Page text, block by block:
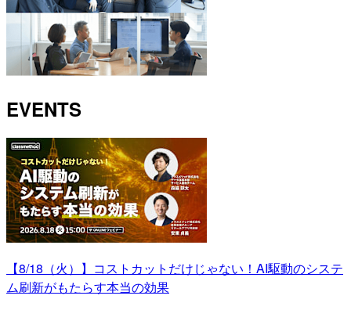
EVENTS
【8/18（火）】コストカットだけじゃない！AI駆動のシステ
ム刷新がもたらす本当の効果